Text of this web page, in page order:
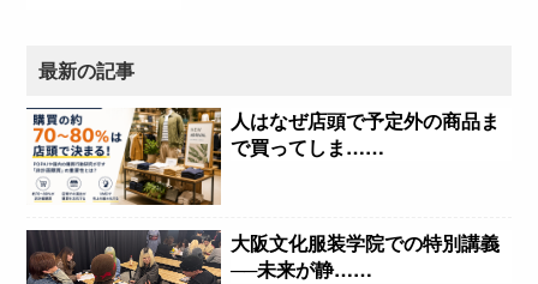
最新の記事
人はなぜ店頭で予定外の商品ま
で買ってしま……
大阪文化服装学院での特別講義
──未来が静……